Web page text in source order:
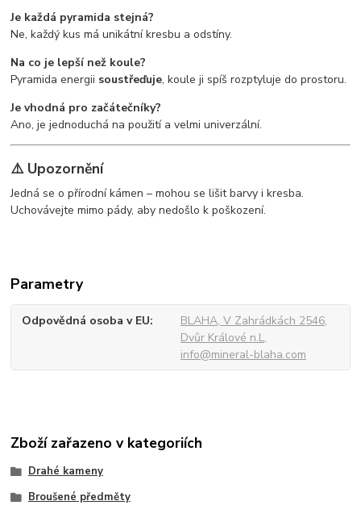
Je každá pyramida stejná?
Ne, každý kus má unikátní kresbu a odstíny.
Na co je lepší než koule?
Pyramida energii soustřeďuje, koule ji spíš rozptyluje do prostoru.
Je vhodná pro začátečníky?
Ano, je jednoduchá na použití a velmi univerzální.
⚠️ Upozornění
Jedná se o přírodní kámen – mohou se lišit barvy i kresba.
Uchovávejte mimo pády, aby nedošlo k poškození.
Parametry
Odpovědná osoba v EU
BLAHA, V Zahrádkách 2546,
Dvůr Králové n.L,
info@mineral-blaha.com
Zboží zařazeno v kategoriích
Drahé kameny
Broušené předměty